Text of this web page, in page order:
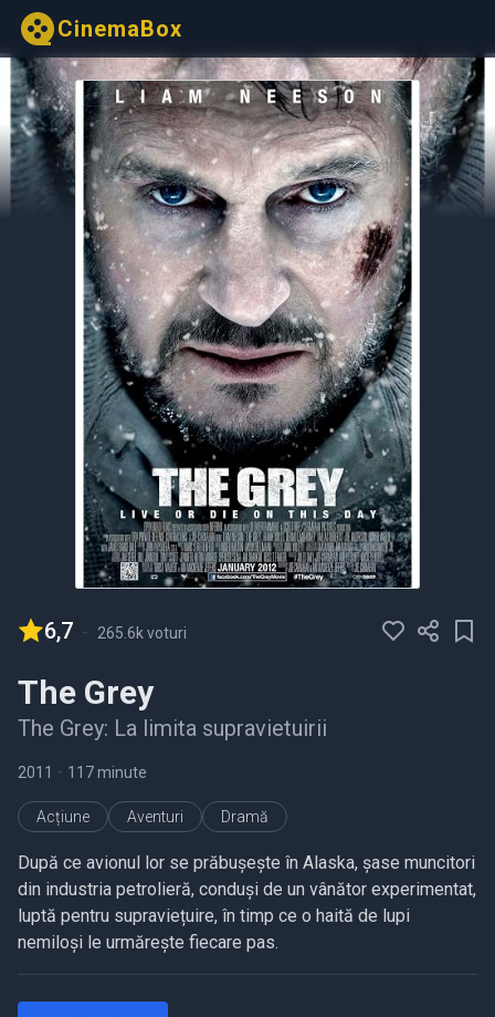
CinemaBox
6,7 - 265.6k voturi
The Grey
The Grey: La limita supravietuirii
2011 • 117 minute
Acțiune Aventuri Dramă
După ce avionul lor se prăbușește în Alaska, șase muncitori
din industria petrolieră, conduși de un vânător experimentat,
luptă pentru supraviețuire, în timp ce o haită de lupi
nemiloși le urmărește fiecare pas.